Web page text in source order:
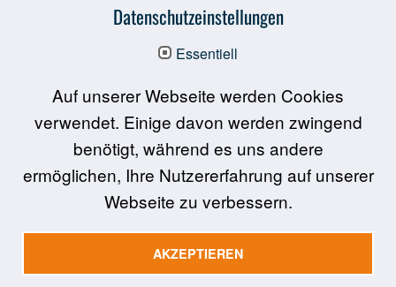
Datenschutzeinstellungen
Essentiell
Auf unserer Webseite werden Cookies
verwendet. Einige davon werden zwingend
benötigt, während es uns andere
ermöglichen, Ihre Nutzererfahrung auf unserer
Webseite zu verbessern.
AKZEPTIEREN
Über LAS interactive
Förderung & Partner
FAQ
AGB